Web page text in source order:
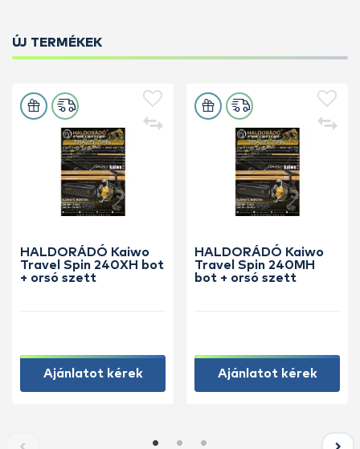
ÚJ TERMÉKEK
HALDORÁDÓ Kaiwo
Travel Spin 240XH bot
+ orsó szett
Ajánlatot kérek
HALDORÁDÓ Kaiwo
Travel Spin 240MH
bot + orsó szett
Ajánlatot kérek